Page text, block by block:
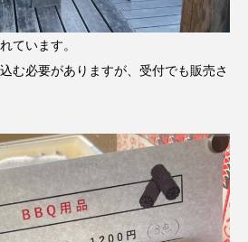
ています。
む必要がありますが、受付でも販売さ